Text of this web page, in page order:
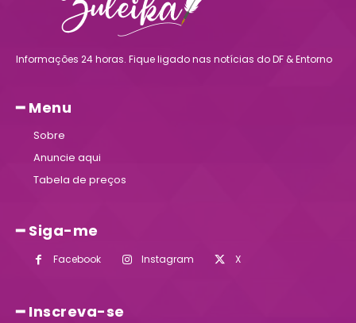
Informações 24 horas. Fique ligado nas notícias do DF & Entorno
━ Menu
Sobre
Anuncie aqui
Tabela de preços
━ Siga-me
Facebook Instagram X
━ Inscreva-se